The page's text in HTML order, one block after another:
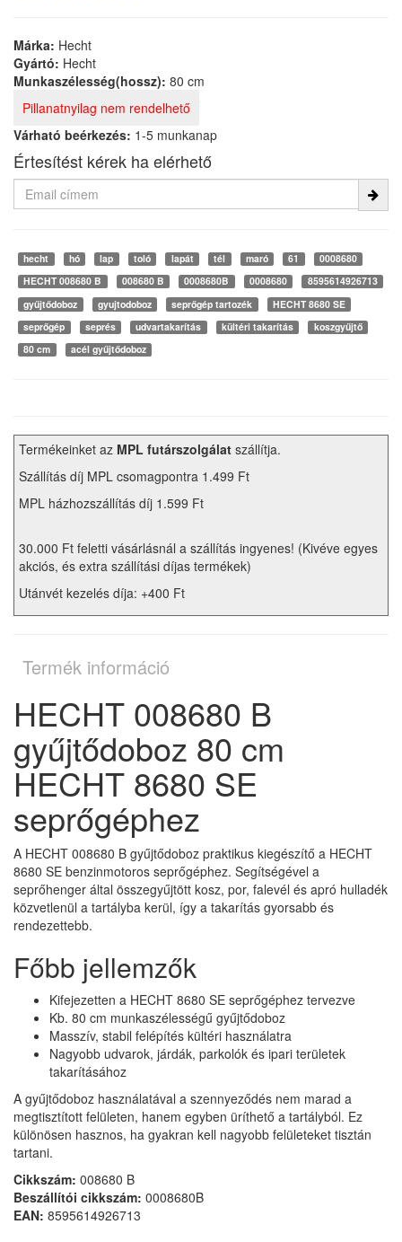
Márka: Hecht
Gyártó: Hecht
Munkaszélesség(hossz): 80 cm
Pillanatnyilag nem rendelhető
Várható beérkezés: 1-5 munkanap
Értesítést kérek ha elérhető
hecht hó lap toló lapát tél maró 61
0008680
HECHT 008680 B
008680 B 0008680B 0008680
8595614926713
gyűjtődoboz
gyujtodoboz seprőgép tartozék
HECHT 8680 SE
seprőgép
seprés udvartakarítás kültéri takarítás
koszgyűjtő
80 cm
acél gyűjtődoboz
Termékeinket az MPL futárszolgálat szállítja.
Szállítás díj MPL csomagpontra 1.499 Ft
MPL házhozszállítás díj 1.599 Ft
30.000 Ft feletti vásárlásnál a szállítás ingyenes! (Kivéve egyes
akciós, és extra szállítási díjas termékek)
Utánvét kezelés díja: +400 Ft
Termék információ
HECHT 008680 B
gyűjtődoboz 80 cm
HECHT 8680 SE
seprőgéphez
A HECHT 008680 B gyűjtődoboz praktikus kiegészítő a HECHT
8680 SE benzinmotoros seprőgéphez. Segítségével a
seprőhenger által összegyűjtött kosz, por, falevél és apró hulladék
közvetlenül a tartályba kerül, így a takarítás gyorsabb és
rendezettebb.
Főbb jellemzők
Kifejezetten a HECHT 8680 SE seprőgéphez tervezve
Kb. 80 cm munkaszélességű gyűjtődoboz
Masszív, stabil felépítés kültéri használatra
Nagyobb udvarok, járdák, parkolók és ipari területek
takarításához
A gyűjtődoboz használatával a szennyeződés nem marad a
megtisztított felületen, hanem egyben üríthető a tartályból. Ez
különösen hasznos, ha gyakran kell nagyobb felületeket tisztán
tartani.
Cikkszám: 008680 B
Beszállítói cikkszám: 0008680B
EAN: 8595614926713